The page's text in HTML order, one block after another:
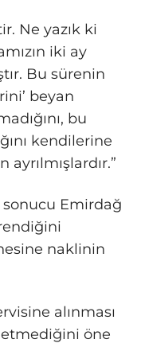
Ne yazık ki
iki ay
Bu sürenin
beyan
bu
kendilerine
sonucu Emirdağ
naklinin
alınması
etmediğini öne